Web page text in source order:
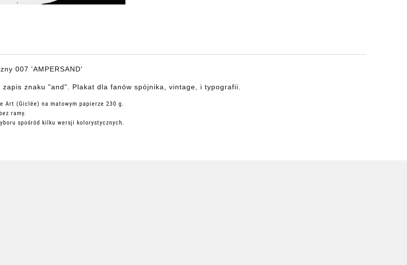
007 'AMPERSAND'
zapis znaku "and". Plakat dla fanów spójnika, vintage, i typografii.
Art (Giclée) na matowym papierze 230 g.
ramy.
spośród kilku wersji kolorystycznych.